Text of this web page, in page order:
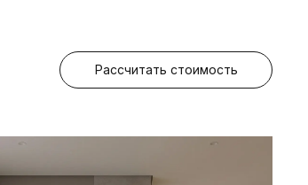
Рассчитать стоимость